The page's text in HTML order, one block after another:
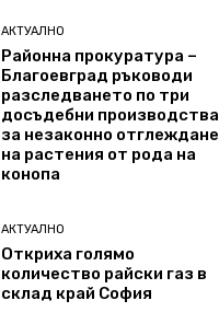
АКТУАЛНО
Районна прокуратура –
Благоевград ръководи
разследването по три
досъдебни производства
за незаконно отглеждане
на растения от рода на
конопа
АКТУАЛНО
Откриха голямо
количество райски газ в
склад край София